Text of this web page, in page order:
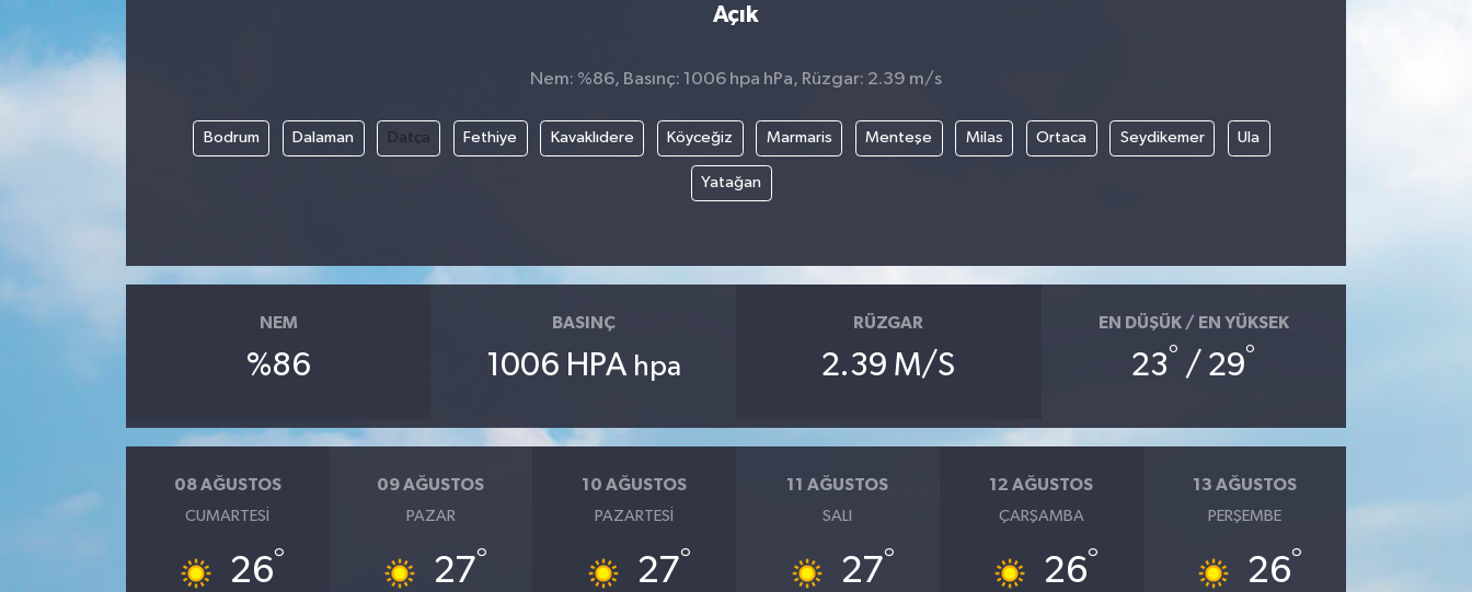
Açık
Nem: %86, Basınç: 1006 hpa hPa, Rüzgar: 2.39 m/s
Bodrum Dalaman Datça Fethiye Kavaklıdere Köyceğiz Marmaris Menteşe Milas Ortaca Seydikemer Ula
Yatağan
NEM
%86
BASINÇ
1006 HPA hpa
RÜZGAR
2.39 M/S
EN DÜŞÜK / EN YÜKSEK
23° / 29°
08 AĞUSTOS
CUMARTESI
26°
09 AĞUSTOS
PAZAR
27°
10 AĞUSTOS
PAZARTESI
27°
11 AĞUSTOS
SALI
27°
12 AĞUSTOS
ÇARŞAMBA
26°
13 AĞUSTOS
PERŞEMBE
26°
ÖZEL HABER
RESMİ REKLAM